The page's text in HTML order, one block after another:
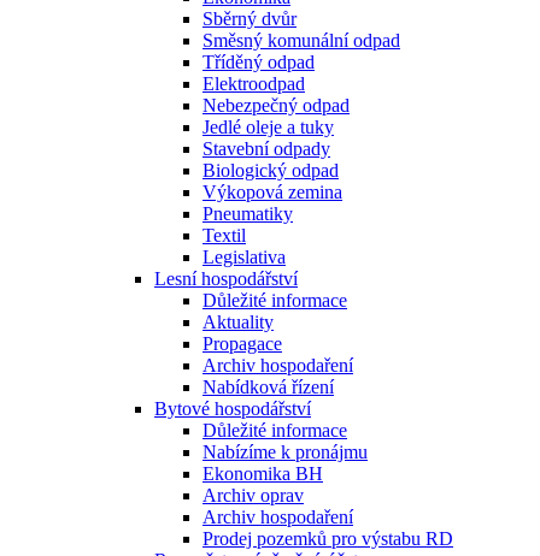
Sběrný dvůr
Směsný komunální odpad
Tříděný odpad
Elektroodpad
Nebezpečný odpad
Jedlé oleje a tuky
Stavební odpady
Biologický odpad
Výkopová zemina
Pneumatiky
Textil
Legislativa
Lesní hospodářství
Důležité informace
Aktuality
Propagace
Archiv hospodaření
Nabídková řízení
Bytové hospodářství
Důležité informace
Nabízíme k pronájmu
Ekonomika BH
Archiv oprav
Archiv hospodaření
Prodej pozemků pro výstabu RD